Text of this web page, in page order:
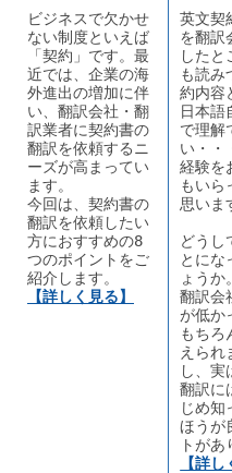
ビジネスで欠かせ
ない制度といえば
「契約」です。最
近では、企業の海
外進出の増加に伴
い、翻訳会社・翻
訳業者に契約書の
翻訳を依頼するニ
ーズが高まってい
ます。
今回は、契約書の
翻訳を依頼したい
方におすすめの8
つのポイントをご
紹介します。
【詳しく見る】
英文契
を翻訳
したと
も読み
約内容
日本語
で理解
い・・
経験を
もいら
思いま
どうし
とにな
ょうか
翻訳会
が低か
もちろ
えられ
し、実
翻訳に
じめ知
ほうが
トがあ
【詳し